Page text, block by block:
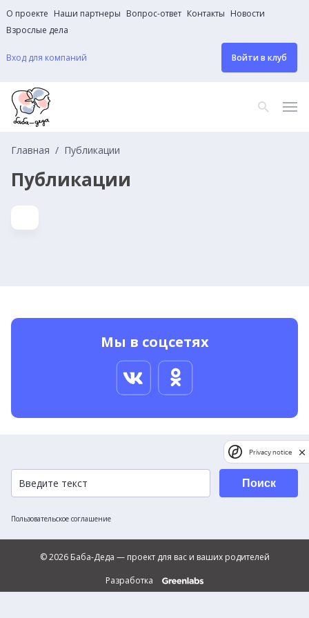
О проекте Наши партнеры Вопрос-ответ Контакты Новости
Взрослые дела
Вход для компаний Войти в клуб
Главная Публикации
Публикации
Мы в соцсетях
Пользовательское соглашение
Поиск
© 2026 Баба-Деда — проект для вас и ваших родителей
Разработка
Privacy notice